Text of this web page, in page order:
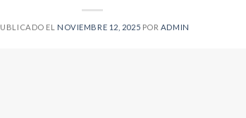
EL NOVIEMBRE 12, 2025 POR ADMIN